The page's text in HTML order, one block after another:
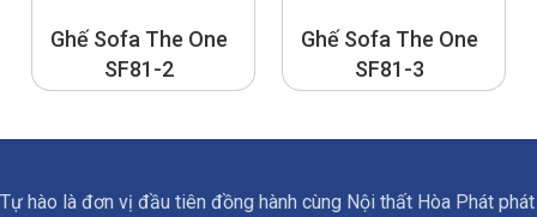
Ghế Sofa The One
SF81-2
Ghế Sofa The One
SF81-3
Tự hào là đơn vị đầu tiên đồng hành cùng Nội thất Hòa Phát phát